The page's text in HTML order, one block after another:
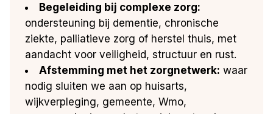
Begeleiding bij complexe zorg:
ondersteuning bij dementie, chronische
ziekte, palliatieve zorg of herstel thuis, met
aandacht voor veiligheid, structuur en rust.
Afstemming met het zorgnetwerk: waar
nodig sluiten we aan op huisarts,
wijkverpleging, gemeente, Wmo,